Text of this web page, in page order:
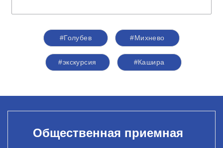
#Голубев #Михнево
#экскурсия #Кашира
Общественная приемная